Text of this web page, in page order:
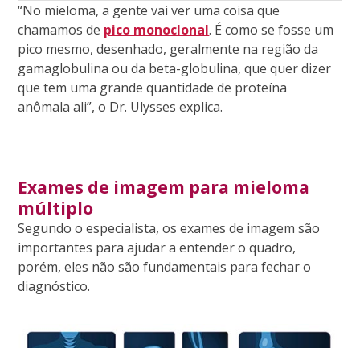
“No mieloma, a gente vai ver uma coisa que
chamamos de pico monoclonal. É como se fosse um
pico mesmo, desenhado, geralmente na região da
gamaglobulina ou da beta-globulina, que quer dizer
que tem uma grande quantidade de proteína
anômala ali”, o Dr. Ulysses explica.
Exames de imagem para mieloma
múltiplo
Segundo o especialista, os exames de imagem são
importantes para ajudar a entender o quadro,
porém, eles não são fundamentais para fechar o
diagnóstico.